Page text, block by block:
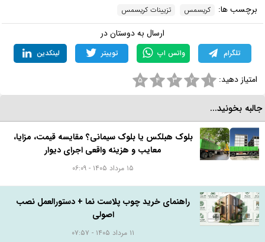
استفاده از محصولات حصیری در چیدمان منزل + ایده‌ها و نکات مهم
هوش مصنوعی و کاربرد آن در طراحی داخلی
گیاهان آپارتمانی گلدار + معرفی 7 مدل پر طرفدار
فینگر جوینت: همه چیز درباره این تکنیک اتصال چوبی
تزیین خانه ایرانی؛ نکات و اصول مهم +‌ ۴۴ ایده
برچسب ها: کریسمس تزیینات کریسمس
ارسال به دوستان در
توییتر
امتیاز دهید: ۱ ۲ ۳ ۴ ۵
بخونید...